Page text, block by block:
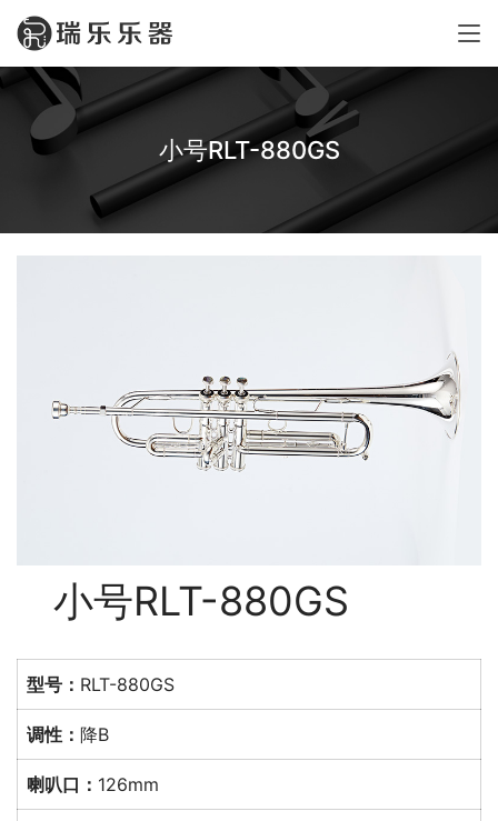
小号RLT-880GS
小号RLT-880GS
型号： RLT-880GS
调性： 降B
喇叭口： 126mm